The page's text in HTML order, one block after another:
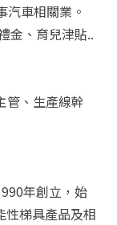
汽車相關業。
金、育兒津貼..
管、生產線幹
年創立，始
性梯具產品及相